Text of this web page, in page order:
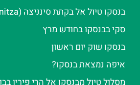
בנסקו טיול אל בקתת סינניצה (Sinanitza)
סקי בבנסקו בחודש מרץ
בנסקו שוק יום ראשון
איפה נמצאת בנסקו?
מסלול טיול מבנסקו אל הרי פירין